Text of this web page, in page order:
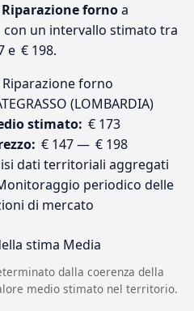
Riparazione fornoa
con un intervallo stimato tra
e € 198.
Riparazione forno
(LOMBARDIA)
stimato: € 173
€ 147 — € 198
dati territoriali aggregati
periodico delle
di mercato
stima Media
dalla coerenza della
medio stimato nel territorio.